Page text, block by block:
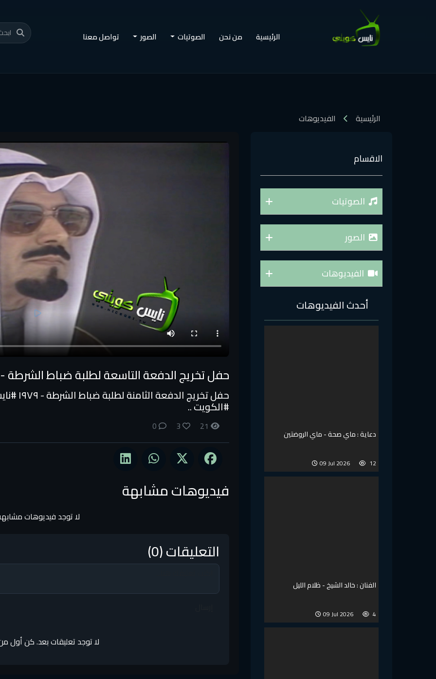
الرئيسية من نحن الصوتيات الصور تواصل معنا
الرئيسية الفيديوهات
الاقسام
الصوتيات
الصور
الفيديوهات
أحدث الفيديوهات
دعاية : ماي صحة - ماي الروضتين
12
09 Jul 2026
الفنان : خالد الشيخ - ظلام الليل
4
09 Jul 2026
حفل تخريج الدفعة التاسعة لطلبة ضباط الشرطة - ١٩٧٩
حفل
#الكويت​ ..
فيديوهات مشابهة
لا توجد فيديوهات
التعليقات (0)
لا توجد تعليقات بعد. كن أول